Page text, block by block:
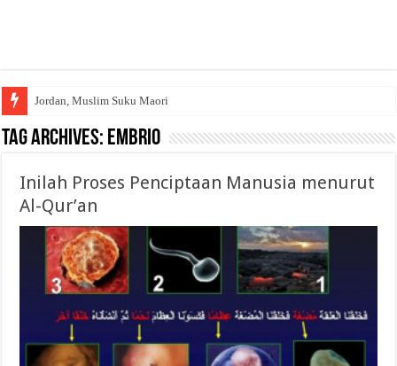
Jordan, Muslim Suku Maori
Tag Archives: Embrio
Inilah Proses Penciptaan Manusia menurut
Al-Qur’an